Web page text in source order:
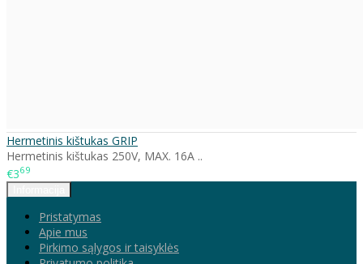
Hermetinis kištukas GRIP
Hermetinis kištukas 250V, MAX. 16A ..
€369
Pristatymas
Apie mus
Pirkimo sąlygos ir taisyklės